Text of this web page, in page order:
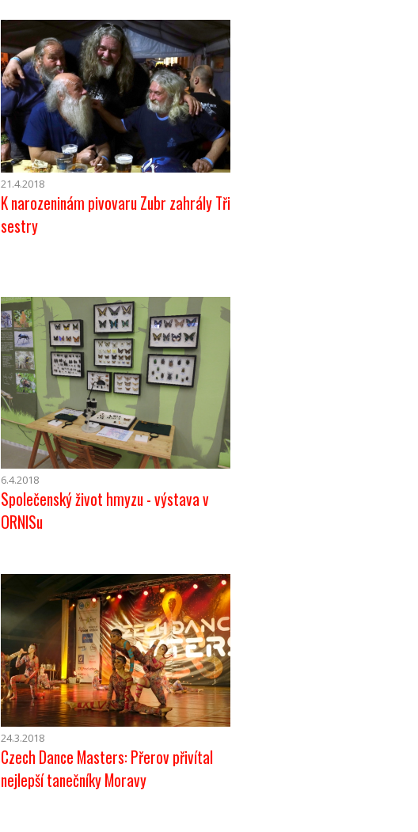
21.4.2018
K narozeninám pivovaru Zubr zahrály Tři
sestry
6.4.2018
Společenský život hmyzu - výstava v
ORNISu
24.3.2018
Czech Dance Masters: Přerov přivítal
nejlepší tanečníky Moravy